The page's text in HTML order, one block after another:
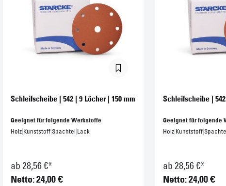
Schleifscheibe | 542 | 9 Löcher | 150 mm
Geeignet für folgende Werkstoffe
Holz|Kunststoff|Spachtel|Lack
ab 28,56 €*
Netto: 24,00 €
Schleifscheibe |
Geeignet für folgende
Holz|Kunststoff|
ab 28,56 €*
Netto: 24,00 €